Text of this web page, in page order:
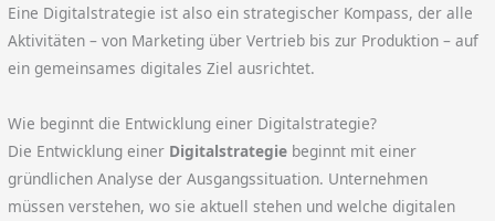
Eine Digitalstrategie ist also ein strategischer Kompass, der alle
Aktivitäten – von Marketing über Vertrieb bis zur Produktion – auf
ein gemeinsames digitales Ziel ausrichtet.
Wie beginnt die Entwicklung einer Digitalstrategie?
Die Entwicklung einer Digitalstrategie beginnt mit einer
gründlichen Analyse der Ausgangssituation. Unternehmen
müssen verstehen, wo sie aktuell stehen und welche digitalen